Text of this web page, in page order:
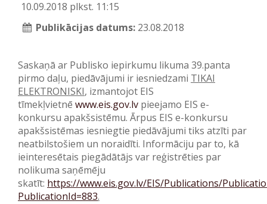
10.09.2018 plkst. 11:15
Publikācijas datums: 23.08.2018
Saskaņā ar Publisko iepirkumu likuma 39.panta
pirmo daļu, piedāvājumi ir iesniedzami TIKAI
ELEKTRONISKI, izmantojot EIS
tīmekļvietnē www.eis.gov.lv pieejamo EIS e-
konkursu apakšsistēmu. Ārpus EIS e-konkursu
apakšsistēmas iesniegtie piedāvājumi tiks atzīti par
neatbilstošiem un noraidīti. Informāciju par to, kā
ieinteresētais piegādātājs var reģistrēties par
nolikuma saņēmēju
skatīt: https://www.eis.gov.lv/EIS/Publications/
PublicationId=883.